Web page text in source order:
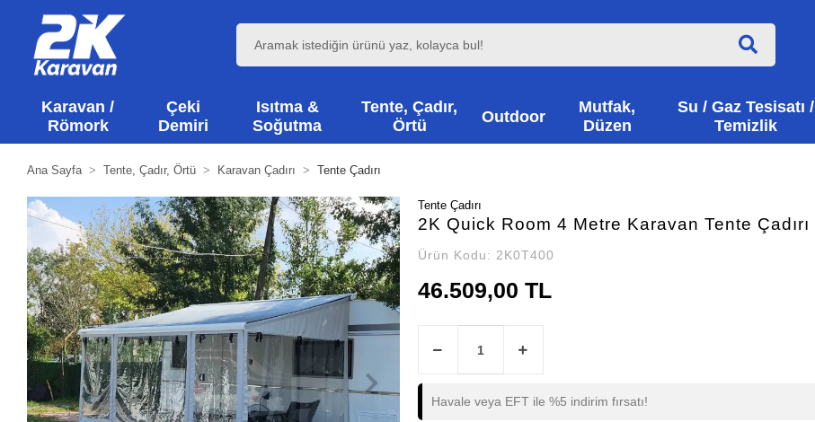
Karavan /
Römork
Çeki
Demiri
Isıtma &
Soğutma
Tente, Çadır,
Örtü
Outdoor
Mutfak,
Düzen
Su / Gaz Tesisatı /
Temizlik
Ana Sayfa Tente, Çadır, Örtü Karavan Çadırı Tente Çadırı
Tente Çadırı
2K Quick Room 4 Metre Karavan Tente Çadırı
Ürün Kodu: 2K0T400
46.509,00 TL
Havale veya EFT ile %5 indirim fırsatı!